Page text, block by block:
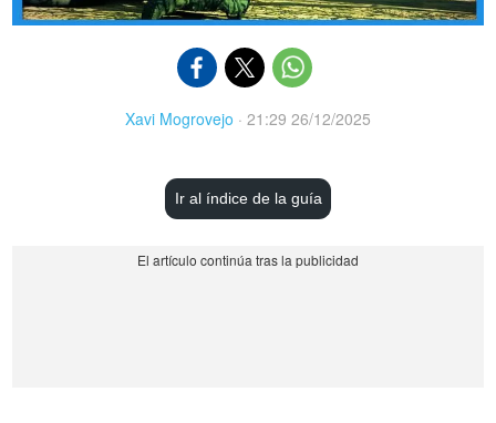
Xavi Mogrovejo · 21:29 26/12/2025
Ir al índice de la guía